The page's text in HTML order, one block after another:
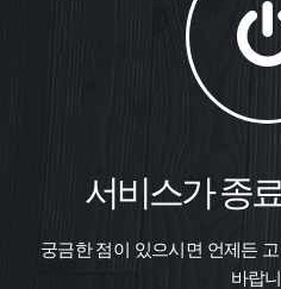
서비스가 종
궁금한 점이 있으시면 언제든
바랍